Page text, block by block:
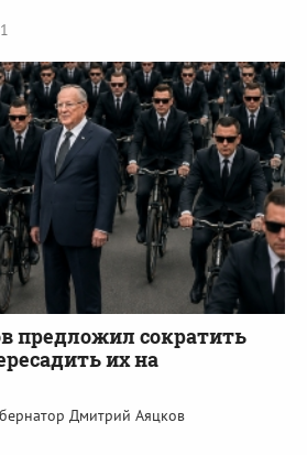
предложил сократить
их на
Дмитрий Аяцков